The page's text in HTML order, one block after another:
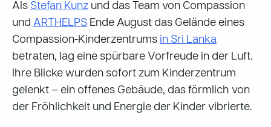
Als Stefan Kunz und das Team von Compassion
und ARTHELPS Ende August das Gelände eines
Compassion-Kinderzentrums in Sri Lanka
betraten, lag eine spürbare Vorfreude in der Luft.
Ihre Blicke wurden sofort zum Kinderzentrum
gelenkt – ein offenes Gebäude, das förmlich von
der Fröhlichkeit und Energie der Kinder vibrierte.